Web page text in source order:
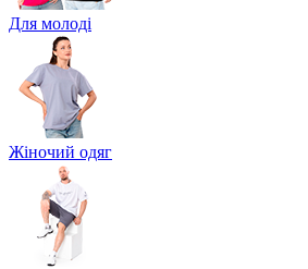
Для молоді
Жіночий одяг